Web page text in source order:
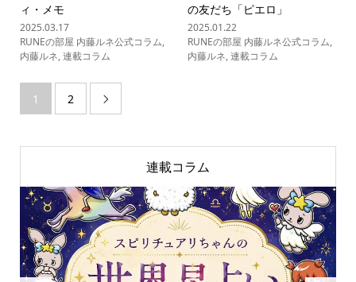
ィ・メモ
2025.03.17
RUNEの部屋 内藤ルネ公式コラム,
内藤ルネ,連載コラム
の友だち「ピエロ」
2025.01.22
RUNEの部屋 内藤ルネ公式コラム,
内藤ルネ,連載コラム
1 2 
連載コラム